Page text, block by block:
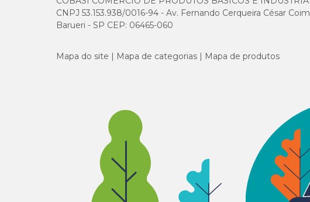
CNPJ 53.153.938/0016-94 - Av. Fernando Cerqueira César
Barueri - SP CEP: 06465-060
Mapa do site Mapa de categorias Mapa de produtos